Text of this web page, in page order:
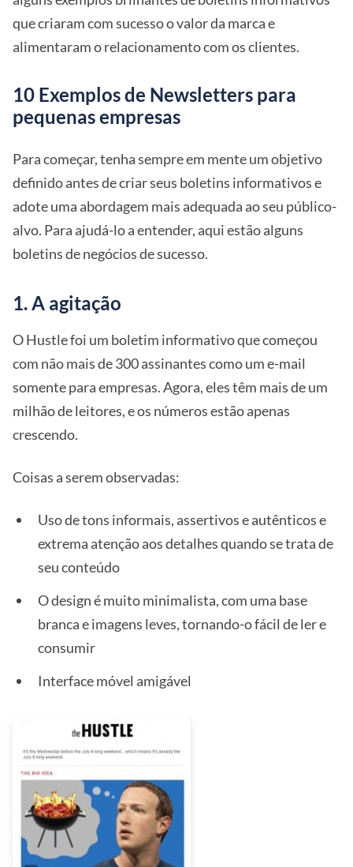
que criaram com sucesso o valor da marca e
alimentaram o relacionamento com os clientes.
10 Exemplos de Newsletters para
pequenas empresas
Para começar, tenha sempre em mente um objetivo
definido antes de criar seus boletins informativos e
adote uma abordagem mais adequada ao seu público-
alvo. Para ajudá-lo a entender, aqui estão alguns
boletins de negócios de sucesso.
1. A agitação
O Hustle foi um boletim informativo que começou
com não mais de 300 assinantes como um e-mail
somente para empresas. Agora, eles têm mais de um
milhão de leitores, e os números estão apenas
crescendo.
Coisas a serem observadas:
Uso de tons informais, assertivos e autênticos e
extrema atenção aos detalhes quando se trata de
seu conteúdo
O design é muito minimalista, com uma base
branca e imagens leves, tornando-o fácil de ler e
consumir
Interface móvel amigável